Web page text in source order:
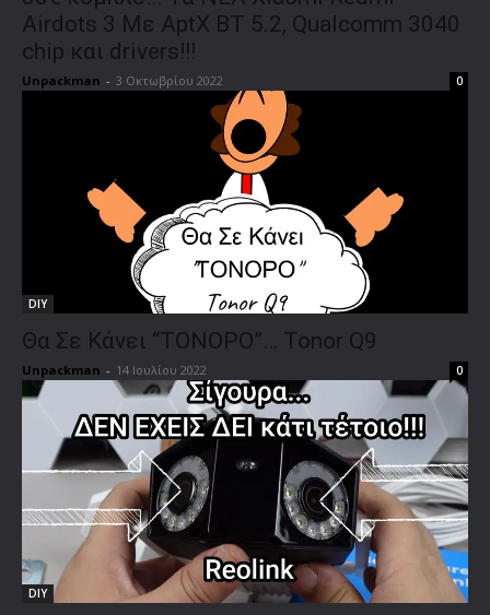
Airdots 3 Με AptX BT 5.2, Qualcomm 3040
chip και drivers!!!
Unpackman - 3 Οκτωβρίου 2022 0
DIY
Θα Σε Κάνει “ΤΟΝΟΡΟ”… Tonor Q9
Unpackman - 14 Ιουλίου 2022 0
DIY